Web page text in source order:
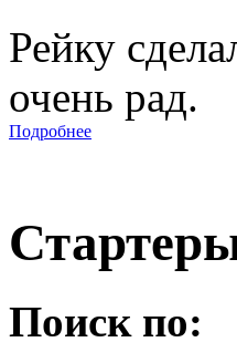
Рейку
очень рад.
Подробнее
Поиск по: